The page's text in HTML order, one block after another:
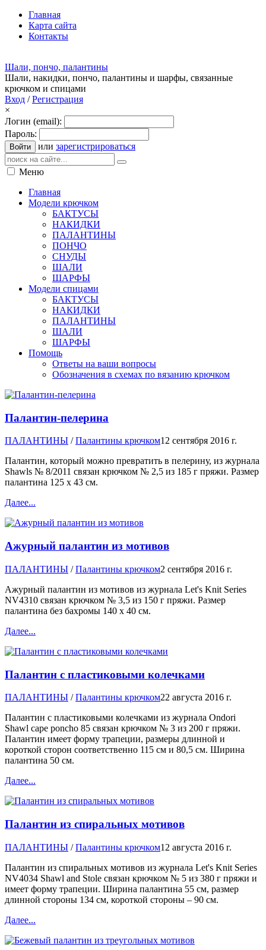
Главная
Карта сайта
Контакты
Шали, пончо, палантины
Шали, накидки, пончо, палантины и шарфы, связанные
крючком и спицами
Вход /Регистрация
×
Логин (email):
Пароль:
Войти или зарегистрироваться
Меню
Главная
Модели крючком
БАКТУСЫ
НАКИДКИ
ПАЛАНТИНЫ
ПОНЧО
СНУДЫ
ШАЛИ
ШАРФЫ
Модели спицами
БАКТУСЫ
НАКИДКИ
ПАЛАНТИНЫ
ШАЛИ
ШАРФЫ
Помощь
Ответы на ваши вопросы
Обозначения в схемах по вязанию крючком
Палантин-пелерина
ПАЛАНТИНЫ /Палантины крючком12 сентября 2016 г.
Палантин, который можно превратить в пелерину, из журнала
Shawls № 8/2011 связан крючком № 2,5 из 185 г пряжи. Размер
палантина 125 х 43 см.
Далее...
Ажурный палантин из мотивов
ПАЛАНТИНЫ /Палантины крючком2 сентября 2016 г.
Ажурный палантин из мотивов из журнала Let's Knit Series
NV4310 связан крючком № 3,5 из 150 г пряжи. Размер
палантина без бахромы 140 х 40 см.
Далее...
Палантин с пластиковыми колечками
ПАЛАНТИНЫ /Палантины крючком22 августа 2016 г.
Палантин с пластиковыми колечками из журнала Ondori
Shawl cape poncho 85 связан крючком № 3 из 200 г пряжи.
Палантин имеет форму трапеции, размеры длинной и
короткой сторон соответственно 115 см и 80,5 см. Ширина
палантина 50 см.
Далее...
Палантин из спиральных мотивов
ПАЛАНТИНЫ /Палантины крючком12 августа 2016 г.
Палантин из спиральных мотивов из журнала Let's Knit Series
NV4034 Shawl and Stole связан крючком № 5 из 380 г пряжи и
имеет форму трапеции. Ширина палантина 55 см, размер
длинной стороны 134 см, короткой стороны – 90 см.
Далее...